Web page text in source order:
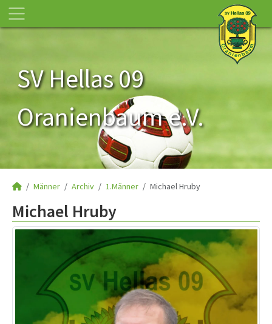
SV Hellas 09
Oranienbaum e.V.
Männer Archiv 1.Männer Michael Hruby
Michael Hruby